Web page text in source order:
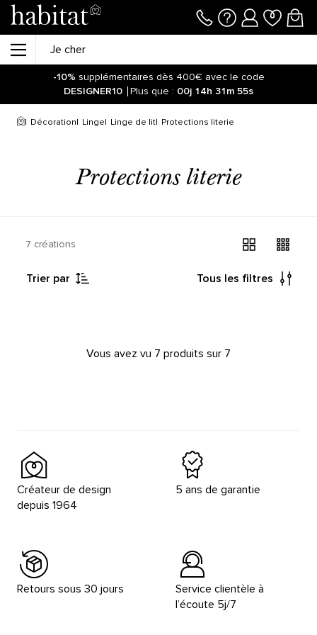
-10% supplémentaires dès 400€ avec le code
DESIGNER10
Plus que : 00j 14h 31m 55s
Décoration Linge Linge de lit Protections literie
Protections literie
7 créations
Trier par Tous les filtres
Vous avez vu 7 produits sur 7
Créateur de design
depuis 1964
5 ans de garantie
Retours sous 30 jours
Service clientèle à
l’écoute 5j/7